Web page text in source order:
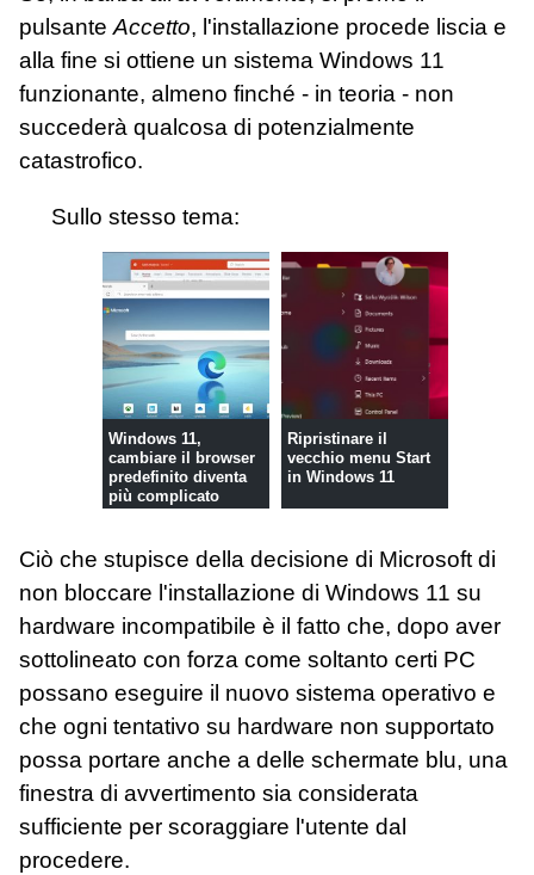
pulsante Accetto, l'installazione procede liscia e
alla fine si ottiene un sistema Windows 11
funzionante, almeno finché - in teoria - non
succederà qualcosa di potenzialmente
catastrofico.
Sullo stesso tema:
Windows 11,
cambiare il browser
predefinito diventa
più complicato
Ripristinare il
vecchio menu Start
in Windows 11
Ciò che stupisce della decisione di Microsoft di
non bloccare l'installazione di Windows 11 su
hardware incompatibile è il fatto che, dopo aver
sottolineato con forza come soltanto certi PC
possano eseguire il nuovo sistema operativo e
che ogni tentativo su hardware non supportato
possa portare anche a delle schermate blu, una
finestra di avvertimento sia considerata
sufficiente per scoraggiare l'utente dal
procedere.